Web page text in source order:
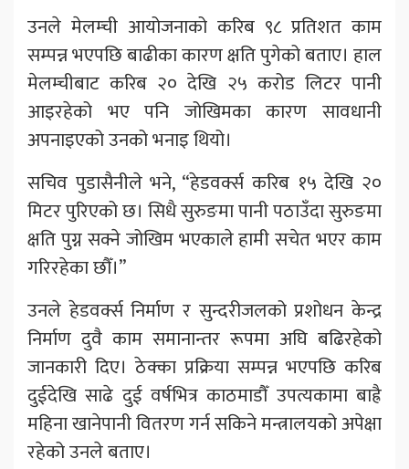
उनले मेलम्ची आयोजनाको करिब ९८ प्रतिशत काम
सम्पन्न भएपछि बाढीका कारण क्षति पुगेको बताए। हाल
मेलम्चीबाट करिब २० देखि २५ करोड लिटर पानी
आइरहेको भए पनि जोखिमका कारण सावधानी
अपनाइएको उनको भनाइ थियो।
सचिव पुडासैनीले भने, “हेडवर्क्स करिब १५ देखि २०
मिटर पुरिएको छ। सिधै सुरुङमा पानी पठाउँदा सुरुङमा
क्षति पुग्न सक्ने जोखिम भएकाले हामी सचेत भएर काम
गरिरहेका छौँ।”
उनले हेडवर्क्स निर्माण र सुन्दरीजलको प्रशोधन केन्द्र
निर्माण दुवै काम समानान्तर रूपमा अघि बढिरहेको
जानकारी दिए। ठेक्का प्रक्रिया सम्पन्न भएपछि करिब
दुईदेखि साढे दुई वर्षभित्र काठमाडौँ उपत्यकामा बाह्रै
महिना खानेपानी वितरण गर्न सकिने मन्त्रालयको अपेक्षा
रहेको उनले बताए।